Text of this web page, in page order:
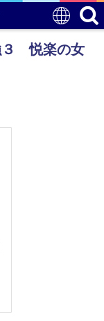
３ 悦楽の女